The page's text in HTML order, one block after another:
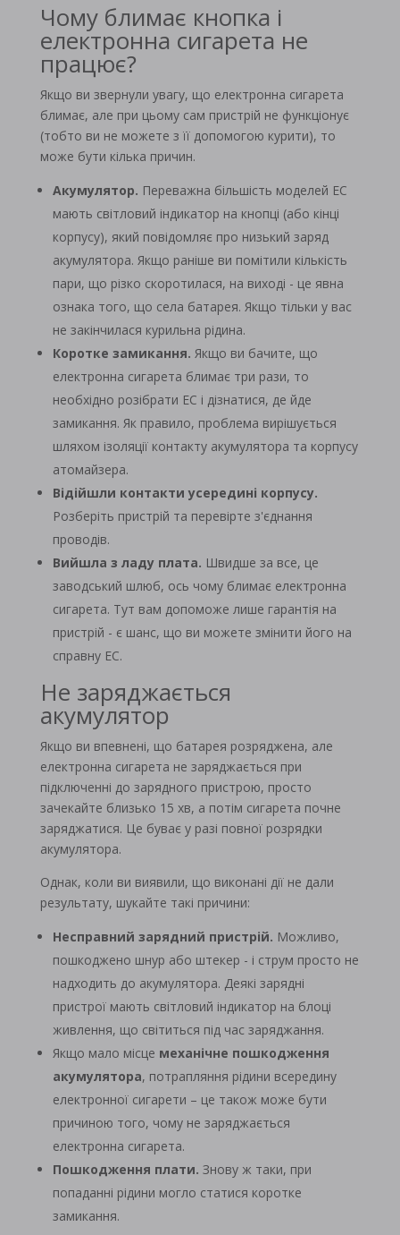
Чому блимає кнопка і
електронна сигарета не
працює?
Якщо ви звернули увагу, що електронна сигарета
блимає, але при цьому сам пристрій не функціонує
(тобто ви не можете з її допомогою курити), то
може бути кілька причин.
Акумулятор. Переважна більшість моделей ЕС
мають світловий індикатор на кнопці (або кінці
корпусу), який повідомляє про низький заряд
акумулятора. Якщо раніше ви помітили кількість
пари, що різко скоротилася, на виході - це явна
ознака того, що села батарея. Якщо тільки у вас
не закінчилася курильна рідина.
Коротке замикання. Якщо ви бачите, що
електронна сигарета блимає три рази, то
необхідно розібрати ЕС і дізнатися, де йде
замикання. Як правило, проблема вирішується
шляхом ізоляції контакту акумулятора та корпусу
атомайзера.
Відійшли контакти усередині корпусу.
Розберіть пристрій та перевірте з'єднання
проводів.
Вийшла з ладу плата. Швидше за все, це
заводський шлюб, ось чому блимає електронна
сигарета. Тут вам допоможе лише гарантія на
пристрій - є шанс, що ви можете змінити його на
справну ЕС.
Не заряджається
акумулятор
Якщо ви впевнені, що батарея розряджена, але
електронна сигарета не заряджається при
підключенні до зарядного пристрою, просто
зачекайте близько 15 хв, а потім сигарета почне
заряджатися. Це буває у разі повної розрядки
акумулятора.
Однак, коли ви виявили, що виконані дії не дали
результату, шукайте такі причини:
Несправний зарядний пристрій. Можливо,
пошкоджено шнур або штекер - і струм просто не
надходить до акумулятора. Деякі зарядні
пристрої мають світловий індикатор на блоці
живлення, що світиться під час заряджання.
Якщо мало місце механічне пошкодження
акумулятора, потрапляння рідини всередину
електронної сигарети – це також може бути
причиною того, чому не заряджається
електронна сигарета.
Пошкодження плати. Знову ж таки, при
попаданні рідини могло статися коротке
замикання.